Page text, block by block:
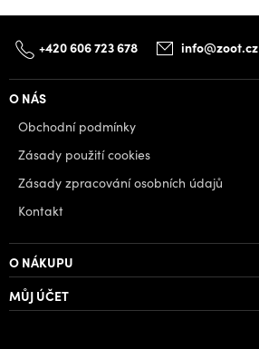
+420 606 723 678 info@zoot.cz
O NÁS
Obchodní podmínky
Zásady použití cookies
Zásady zpracování osobních údajů
Kontakt
O NÁKUPU
MŮJ ÚČET